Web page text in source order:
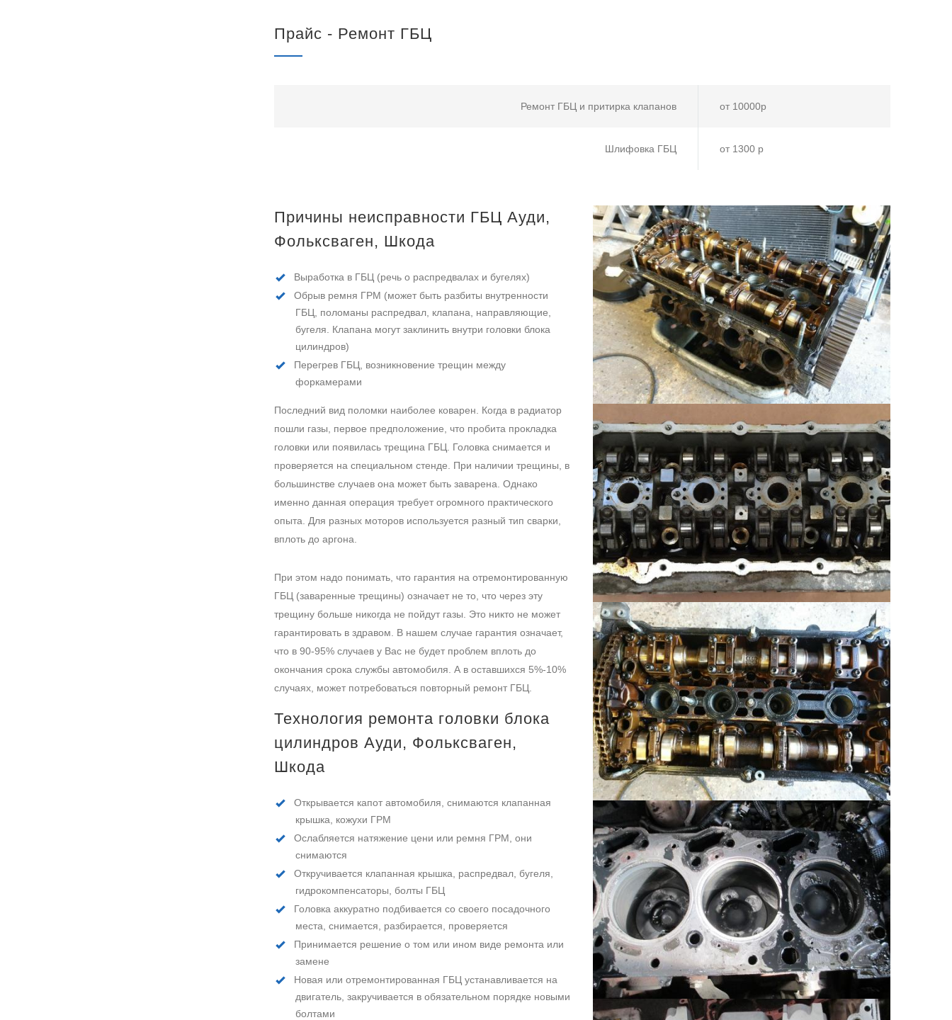
Прайс - Ремонт ГБЦ
Ремонт ГБЦ и притирка клапанов от 10000р
Шлифовка ГБЦ от 1300 р
Причины неисправности ГБЦ Ауди,
Фольксваген, Шкода
Выработка в ГБЦ (речь о распредвалах и бугелях)
Обрыв ремня ГРМ (может быть разбиты внутренности
ГБЦ, поломаны распредвал, клапана, направляющие,
бугеля. Клапана могут заклинить внутри головки блока
цилиндров)
Перегрев ГБЦ, возникновение трещин между
форкамерами
Последний вид поломки наиболее коварен. Когда в радиатор
пошли газы, первое предположение, что пробита прокладка
головки или появилась трещина ГБЦ. Головка снимается и
проверяется на специальном стенде. При наличии трещины, в
большинстве случаев она может быть заварена. Однако
именно данная операция требует огромного практического
опыта. Для разных моторов используется разный тип сварки,
вплоть до аргона.
При этом надо понимать, что гарантия на отремонтированную
ГБЦ (заваренные трещины) означает не то, что через эту
трещину больше никогда не пойдут газы. Это никто не может
гарантировать в здравом. В нашем случае гарантия означает,
что в 90-95% случаев у Вас не будет проблем вплоть до
окончания срока службы автомобиля. А в оставшихся 5%-10%
случаях, может потребоваться повторный ремонт ГБЦ.
Технология ремонта головки блока
цилиндров Ауди, Фольксваген,
Шкода
Открывается капот автомобиля, снимаются клапанная
крышка, кожухи ГРМ
Ослабляется натяжение цени или ремня ГРМ, они
снимаются
Откручивается клапанная крышка, распредвал, бугеля,
гидрокомпенсаторы, болты ГБЦ
Головка аккуратно подбивается со своего посадочного
места, снимается, разбирается, проверяется
Принимается решение о том или ином виде ремонта или
замене
Новая или отремонтированная ГБЦ устанавливается на
двигатель, закручивается в обязательном порядке новыми
болтами